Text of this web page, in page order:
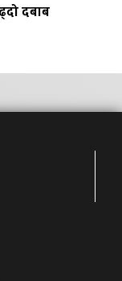
दबाब